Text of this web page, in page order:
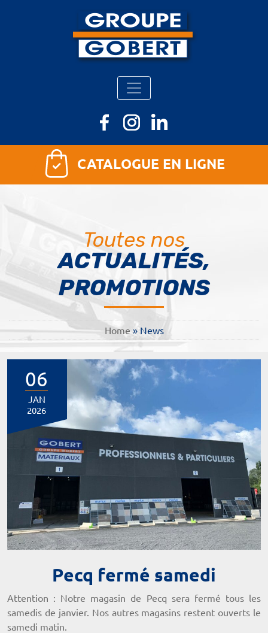
CATALOGUE EN LIGNE
Toutes nos
ACTUALITÉS,
PROMOTIONS
Home »News
06
JAN
2026
Pecq fermé samedi
Attention : Notre magasin de Pecq sera fermé tous les
samedis de janvier. Nos autres magasins restent ouverts le
samedi matin.